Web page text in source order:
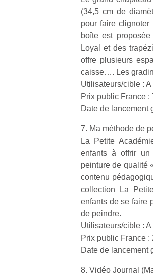
(34,5 cm de
pour faire
boîte est
Loyal et des
offre plusieurs
caisse…. Les
Utilisateurs/cible :
Prix public France :
Date de lancement
7. Ma méthode de
La Petite
enfants à offrir un
peinture de qualité
contenu
collection La
enfants de se faire
de peindre.
Utilisateurs/cible :
Prix public France :
Date de lancement
8. Vidéo Journal
NextGen,
une
nouvelle
trottinette
Beeper
Les
enfants
souvent
d’énergie.
Varier les
n’est pas
toujours
simple.
Conjuguer
activité
physique